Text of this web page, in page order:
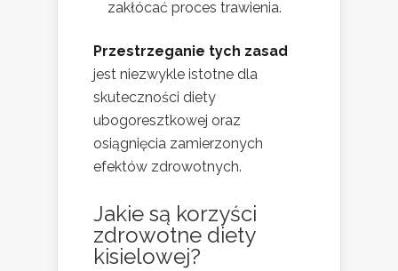
zakłócać proces trawienia.
Przestrzeganie tych zasad
jest niezwykle istotne dla
skuteczności diety
ubogoresztkowej oraz
osiągnięcia zamierzonych
efektów zdrowotnych.
Jakie są korzyści
zdrowotne diety
kisielowej?